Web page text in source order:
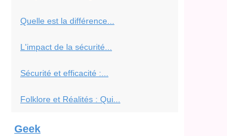
Quelle est la différence...
L'impact de la sécurité...
Sécurité et efficacité :...
Folklore et Réalités : Qui...
Geek